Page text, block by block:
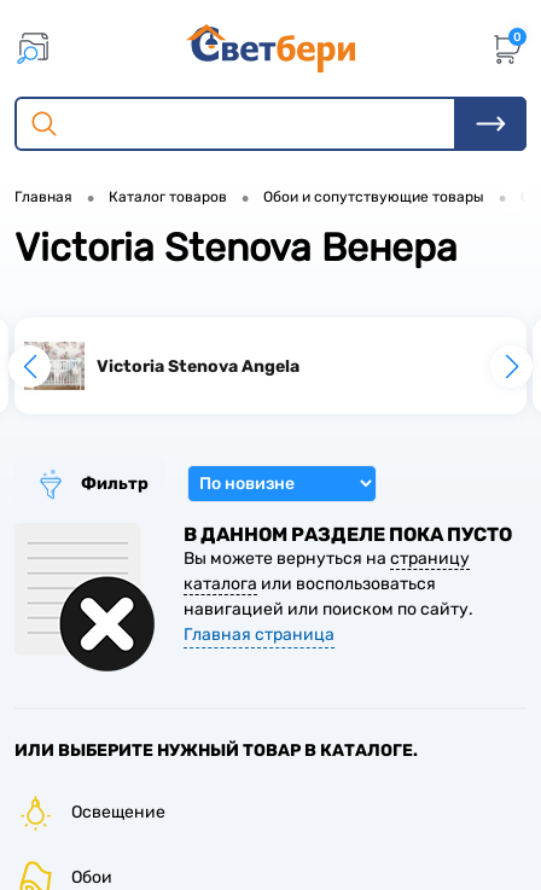
0
Главная • Каталог товаров • Обои и сопутствующие товары •
Victoria Stenova Венера
Victoria Stenova Angela
1
Фильтр
В ДАННОМ РАЗДЕЛЕ ПОКА ПУСТО
Вы можете вернуться на страницу
каталога или воспользоваться
навигацией или поиском по сайту.
Главная страница
ИЛИ ВЫБЕРИТЕ НУЖНЫЙ ТОВАР В КАТАЛОГЕ.
Освещение
Обои